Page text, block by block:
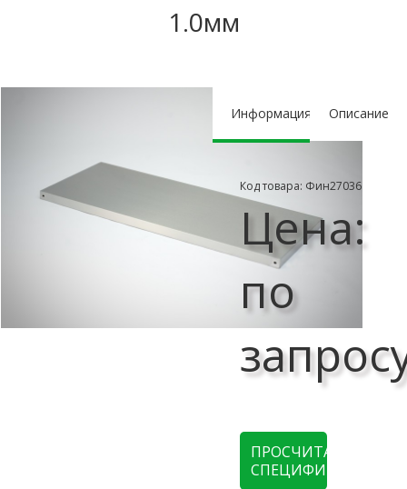
1.0мм
Информация Описание
Код товара: Фин27036
Цена:
по
ПРОСЧИТАТЬ
СПЕЦИФИКАЦИЮ